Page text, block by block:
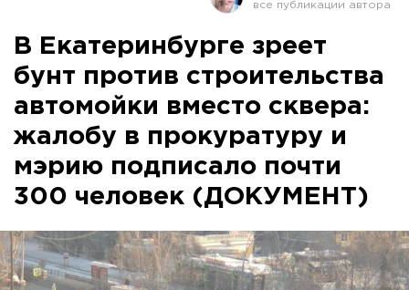
Оренбург
В Екатеринбурге зреет
бунт против строительства
автомойки вместо сквера:
жалобу в прокуратуру и
мэрию подписало почти
300 человек (ДОКУМЕНТ)